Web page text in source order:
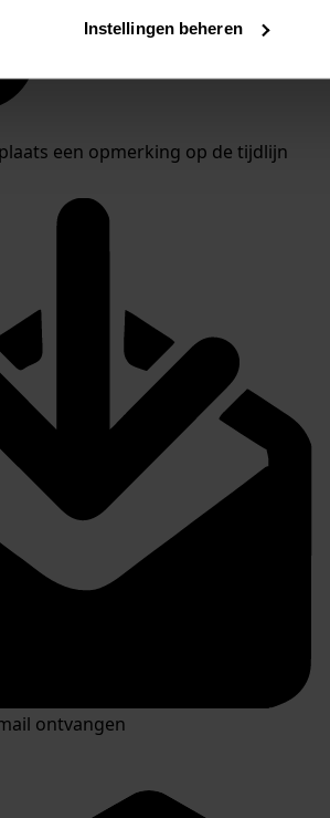
Instellingen beheren
een opmerking op de tijdlijn
ontvangen